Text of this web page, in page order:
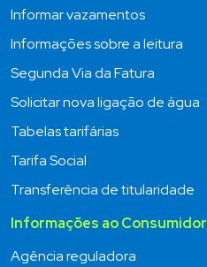
Informar vazamentos
Informações sobre a leitura
Segunda Via da Fatura
Solicitar nova ligação de água
Tabelas tarifárias
Tarifa Social
Transferência de titularidade
Informações ao Consumidor
Agência reguladora